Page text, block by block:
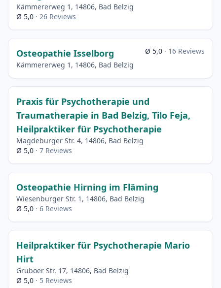
Kämmererweg 1, 14806, Bad Belzig
Ø 5,0 · 26 Reviews
Osteopathie Isselborg
Kämmererweg 1, 14806, Bad Belzig
Ø 5,0 · 16 Reviews
Praxis für Psychotherapie und
Traumatherapie in Bad Belzig, Tilo Feja,
Heilpraktiker für Psychotherapie
Magdeburger Str. 4, 14806, Bad Belzig
Ø 5,0 · 7 Reviews
Osteopathie Hirning im Fläming
Wiesenburger Str. 1, 14806, Bad Belzig
Ø 5,0 · 6 Reviews
Heilpraktiker für Psychotherapie Mario
Hirt
Gruboer Str. 17, 14806, Bad Belzig
Ø 5,0 · 5 Reviews